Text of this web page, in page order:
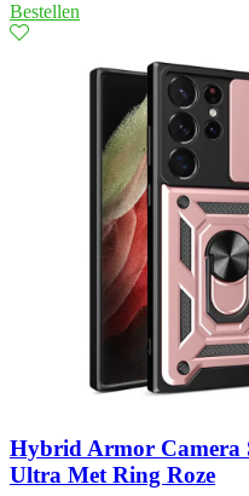
Bestellen
Hybrid Armor Camera
Ultra Met Ring Roze